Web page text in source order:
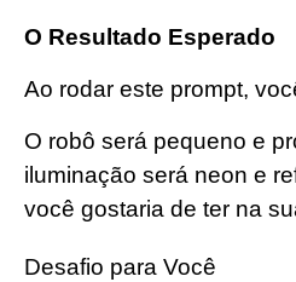
O Resultado Esperado
Ao rodar este prompt,
O robô será pequeno e
iluminação será neon e
você gostaria de ter na
Desafio para Você